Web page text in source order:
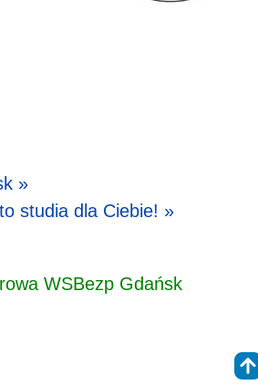
»
studia dla Ciebie! »
WSBezp Gdańsk